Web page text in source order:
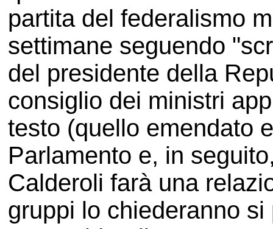
partita del federalismo
settimane seguendo
del presidente della
consiglio dei ministri
testo (quello emendato
Parlamento e, in
Calderoli farà una
gruppi lo chiederanno